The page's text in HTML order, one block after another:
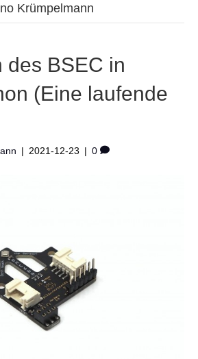
Krümpelmann
des BSEC in
(Eine laufende
| 2021-12-23 | 0